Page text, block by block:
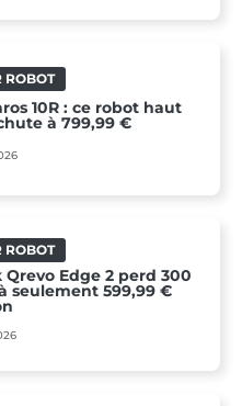
ROBOT
10R : ce robot haut
à 799,99 €
ROBOT
Qrevo Edge 2 perd 300
seulement 599,99 €